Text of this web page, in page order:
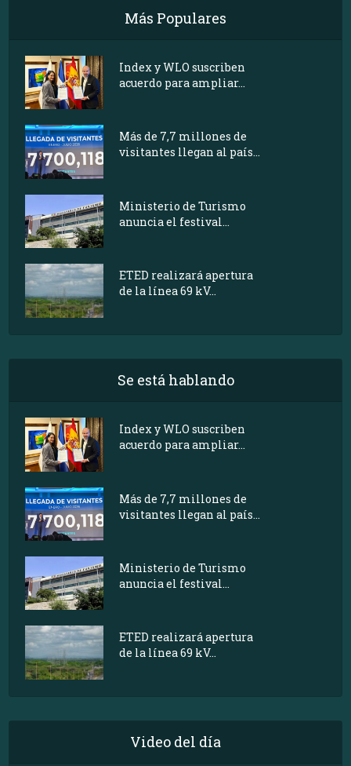
Más Populares
Index y WLO suscriben
acuerdo para ampliar...
Más de 7,7 millones de
visitantes llegan al país...
Ministerio de Turismo
anuncia el festival...
ETED realizará apertura
de la línea 69 kV...
Se está hablando
Index y WLO suscriben
acuerdo para ampliar...
Más de 7,7 millones de
visitantes llegan al país...
Ministerio de Turismo
anuncia el festival...
ETED realizará apertura
de la línea 69 kV...
Video del día